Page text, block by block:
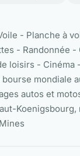
- Planche à
- Randonnée
loisirs -
mondiale
autos et